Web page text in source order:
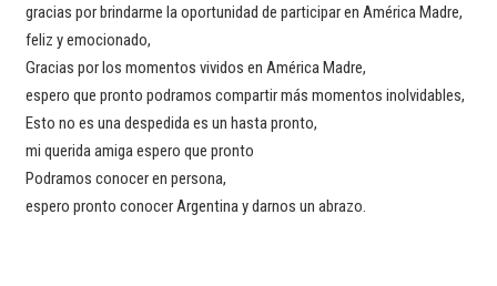
gracias por brindarme la oportunidad de participar en América Madre,
feliz y emocionado,
Gracias por los momentos vividos en América Madre,
espero que pronto podramos compartir más momentos inolvidables,
Esto no es una despedida es un hasta pronto,
mi querida amiga espero que pronto
Podramos conocer en persona,
espero pronto conocer Argentina y darnos un abrazo.